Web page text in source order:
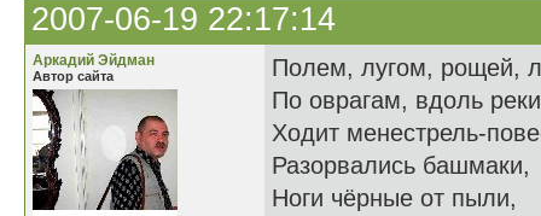
2007-06-19 22:17:14
Аркадий Эйдман
Автор сайта
Полем, лугом, рощей,
По оврагам, вдоль реки
Ходит менестрель-
Разорвались башмаки,
Ноги чёрные от пыли,